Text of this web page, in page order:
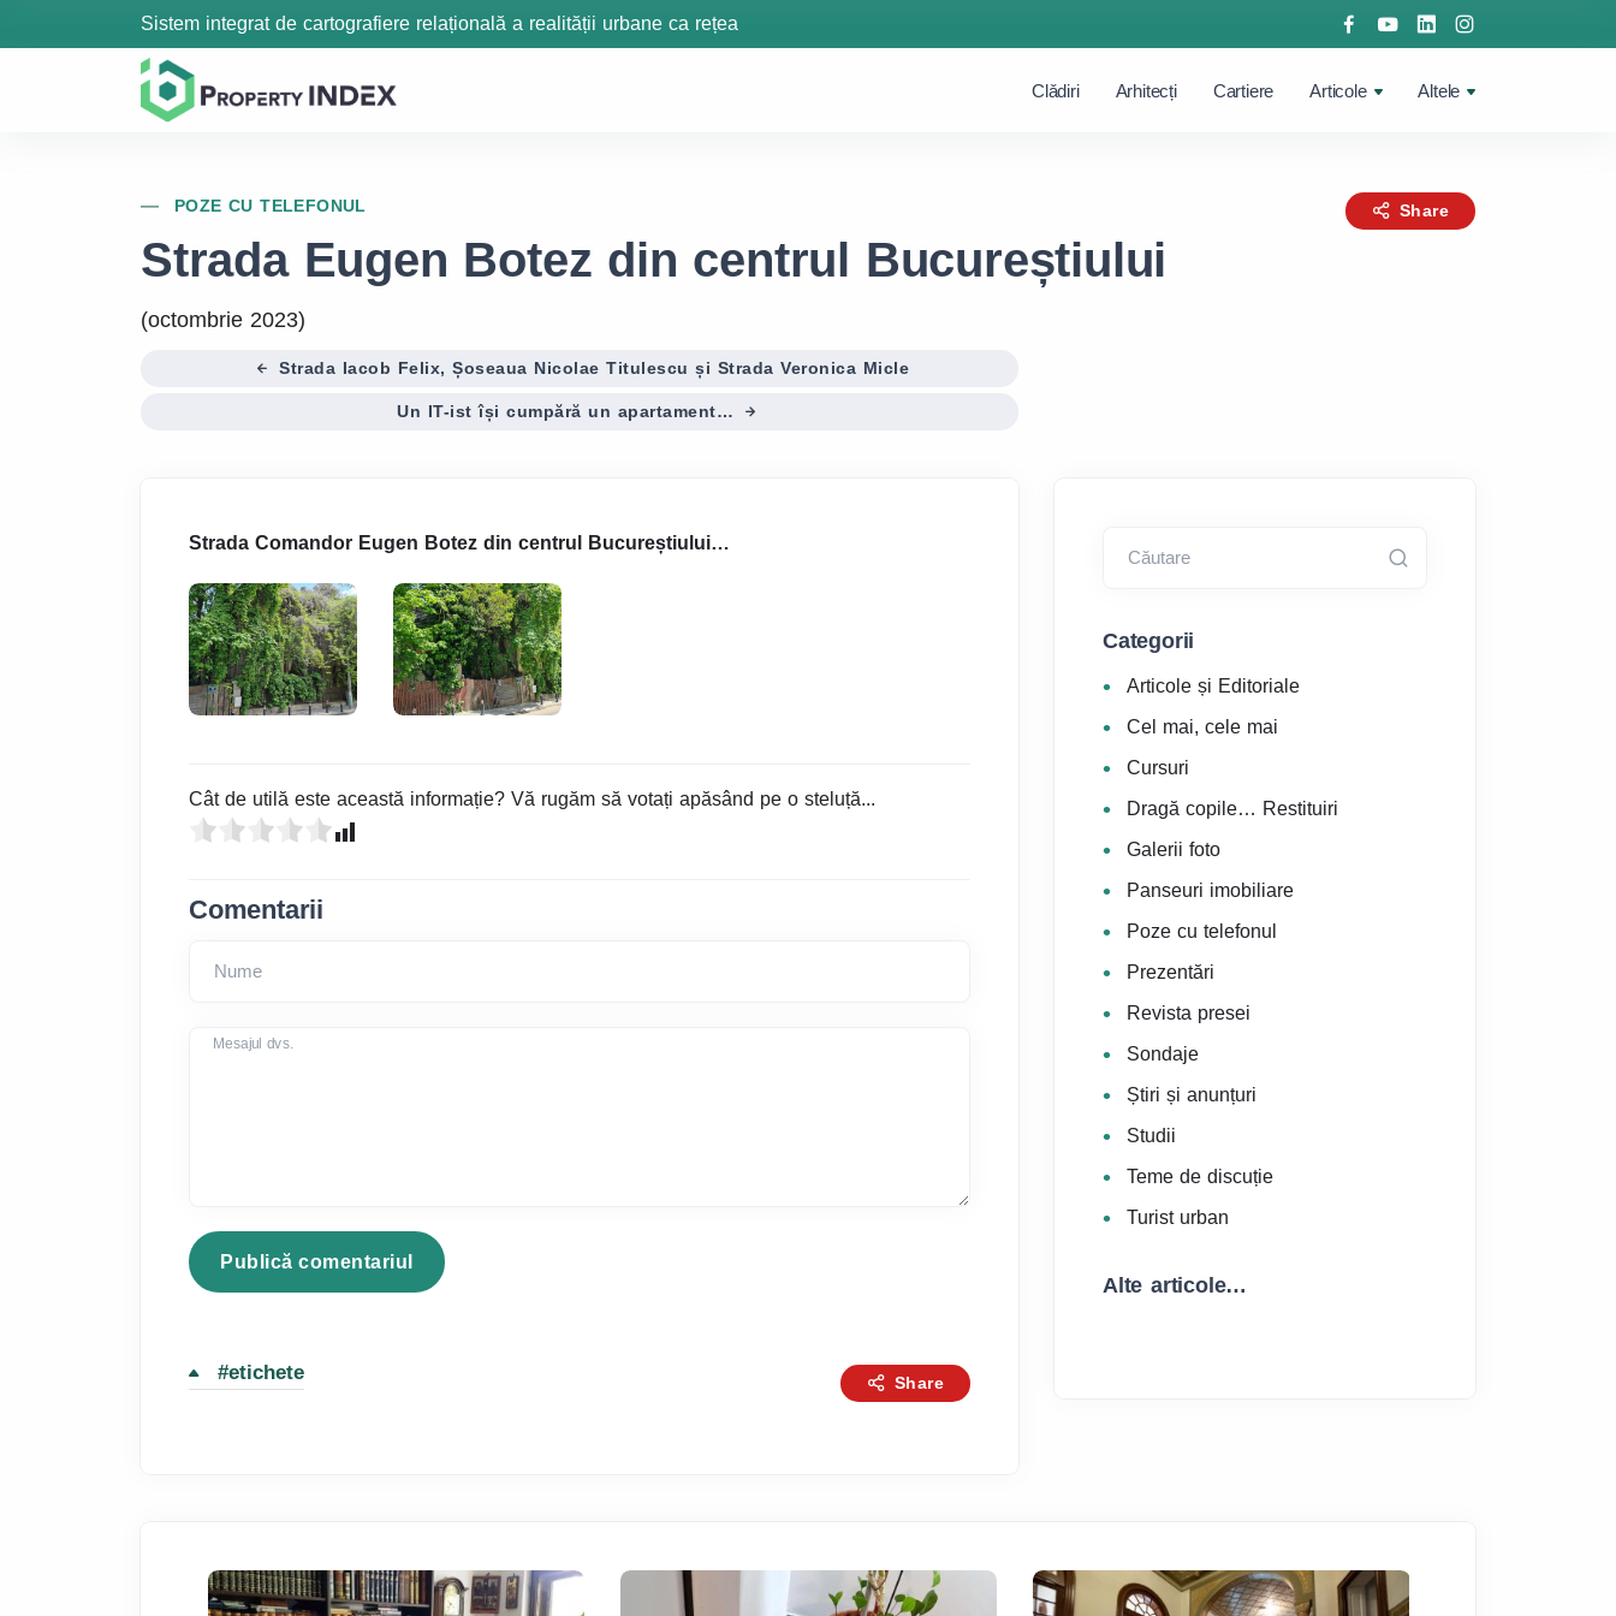
Sistem integrat de cartografiere relațională a realității urbane ca rețea
Clǎdiri Arhitecți Cartiere Articole Altele
POZE CU TELEFONUL Share
Strada Eugen Botez din centrul Bucureștiului
(octombrie 2023)
Strada Iacob Felix, Șoseaua Nicolae Titulescu și Strada Veronica Micle
Un IT-ist își cumpără un apartament…
Strada Comandor Eugen Botez din centrul Bucureștiului…
Cât de utilă este această informație? Vă rugăm să votați apăsând pe o steluță...
Comentarii
Nume
Mesajul dvs.
#etichete Share
Căutare
Categorii
Articole și Editoriale
Cel mai, cele mai
Cursuri
Dragă copile… Restituiri
Galerii foto
Panseuri imobiliare
Poze cu telefonul
Prezentări
Revista presei
Sondaje
Știri și anunțuri
Studii
Teme de discuție
Turist urban
Alte articole…